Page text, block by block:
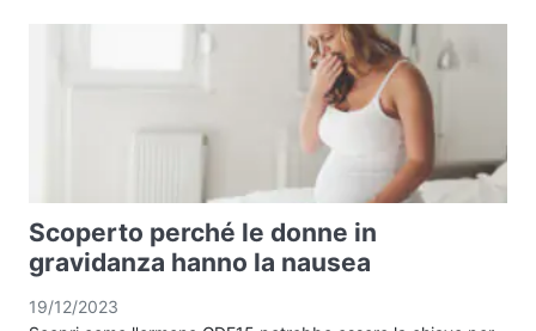
Scoperto perché le donne in
gravidanza hanno la nausea
19/12/2023